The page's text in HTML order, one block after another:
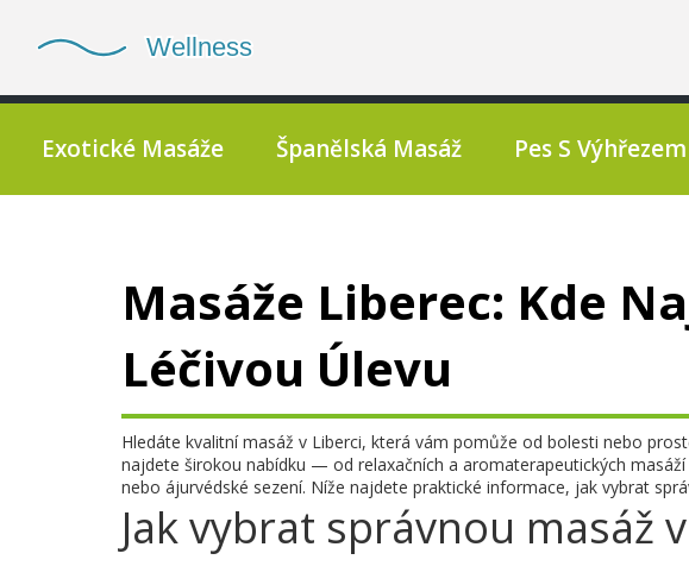
Exotické Masáže Španělská Masáž Pes S Výhřezem
Masáže Liberec: Kde
Léčivou Úlevu
Hledáte kvalitní masáž v Liberci, která vám pomůže od bolesti nebo
najdete širokou nabídku — od relaxačních a aromaterapeutických
nebo ájurvédské sezení. Níže najdete praktické informace, jak vybrat
Jak vybrat správnou masáž